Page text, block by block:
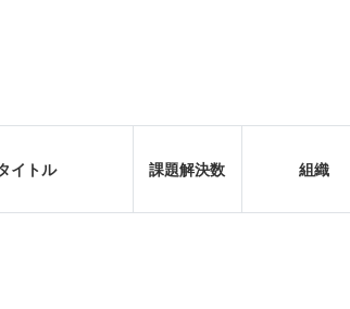
イトル 課題解決数 組織